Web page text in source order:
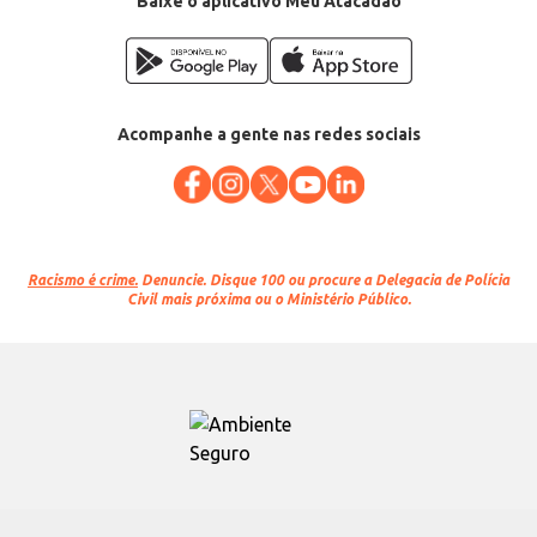
Acompanhe a gente nas redes sociais
Racismo é crime. Denuncie. Disque 100 ou procure a Delegacia de Polícia
Civil mais próxima ou o Ministério Público.